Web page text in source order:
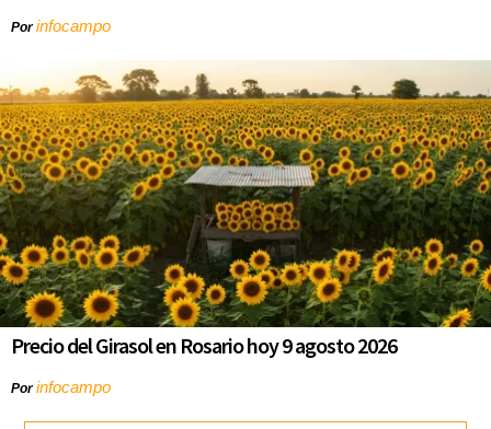
Porinfocampo
Precio del Girasol en Rosario hoy 9 agosto 2026
Porinfocampo